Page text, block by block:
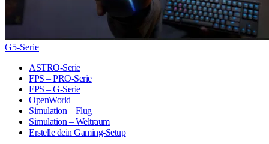
G5-Serie
ASTRO-Serie
FPS – PRO-Serie
FPS – G-Serie
OpenWorld
Simulation – Flug
Simulation – Weltraum
Erstelle dein Gaming-Setup